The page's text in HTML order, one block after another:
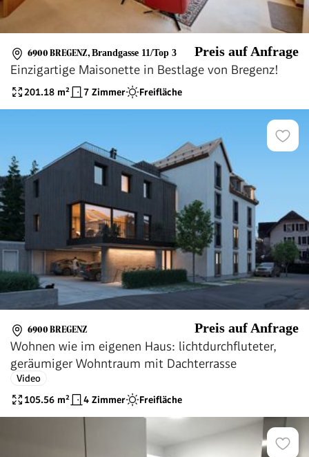
6900 BREGENZ, Brandgasse 11/Top 3 Preis auf Anfrage
Einzigartige Maisonette in Bestlage von Bregenz!
201.18 m² 7 Zimmer Freifläche
6900 BREGENZ Preis auf Anfrage
Wohnen wie im eigenen Haus: lichtdurchfluteter,
geräumiger Wohntraum mit Dachterrasse
Video
105.56 m² 4 Zimmer Freifläche